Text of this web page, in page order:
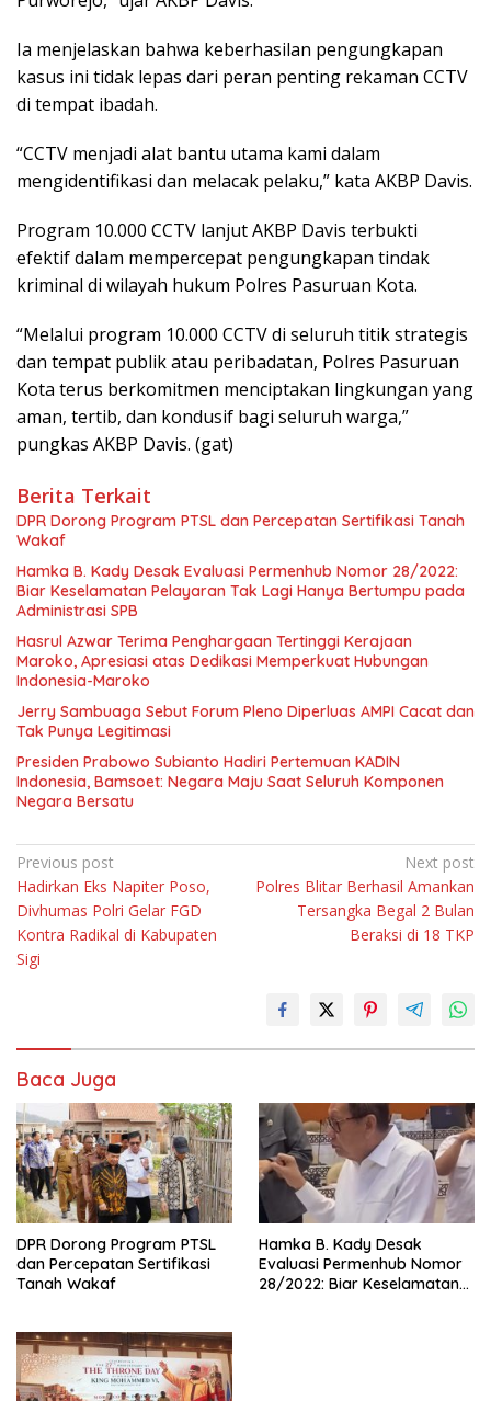
Ia menjelaskan bahwa keberhasilan pengungkapan
kasus ini tidak lepas dari peran penting rekaman CCTV
di tempat ibadah.
“CCTV menjadi alat bantu utama kami dalam
mengidentifikasi dan melacak pelaku,” kata AKBP Davis.
Program 10.000 CCTV lanjut AKBP Davis terbukti
efektif dalam mempercepat pengungkapan tindak
kriminal di wilayah hukum Polres Pasuruan Kota.
“Melalui program 10.000 CCTV di seluruh titik strategis
dan tempat publik atau peribadatan, Polres Pasuruan
Kota terus berkomitmen menciptakan lingkungan yang
aman, tertib, dan kondusif bagi seluruh warga,”
pungkas AKBP Davis. (gat)
Berita Terkait
DPR Dorong Program PTSL dan Percepatan Sertifikasi Tanah
Wakaf
Hamka B. Kady Desak Evaluasi Permenhub Nomor 28/2022:
Biar Keselamatan Pelayaran Tak Lagi Hanya Bertumpu pada
Administrasi SPB
Hasrul Azwar Terima Penghargaan Tertinggi Kerajaan
Maroko, Apresiasi atas Dedikasi Memperkuat Hubungan
Indonesia-Maroko
Jerry Sambuaga Sebut Forum Pleno Diperluas AMPI Cacat dan
Tak Punya Legitimasi
Presiden Prabowo Subianto Hadiri Pertemuan KADIN
Indonesia, Bamsoet: Negara Maju Saat Seluruh Komponen
Negara Bersatu
Navigasi
pos
Previous post
Hadirkan Eks Napiter Poso,
Divhumas Polri Gelar FGD
Kontra Radikal di Kabupaten
Sigi
Next post
Polres Blitar Berhasil Amankan
Tersangka Begal 2 Bulan
Beraksi di 18 TKP
Baca Juga
DPR Dorong Program PTSL
dan Percepatan Sertifikasi
Tanah Wakaf
Hamka B. Kady Desak
Evaluasi Permenhub Nomor
28/2022: Biar Keselamatan